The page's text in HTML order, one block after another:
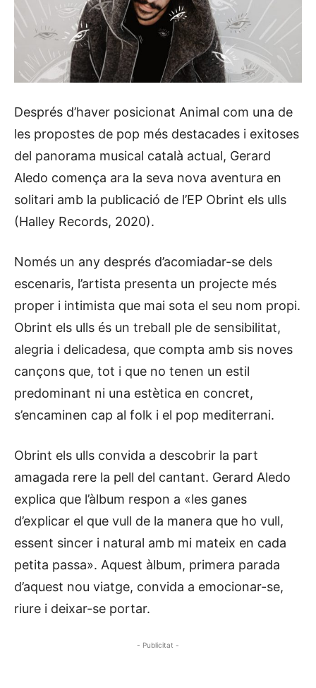
Després d’haver posicionat Animal com una de
les propostes de pop més destacades i exitoses
del panorama musical català actual, Gerard
Aledo comença ara la seva nova aventura en
solitari amb la publicació de l’EP Obrint els ulls
(Halley Records, 2020).
Només un any després d’acomiadar-se dels
escenaris, l’artista presenta un projecte més
proper i intimista que mai sota el seu nom propi.
Obrint els ulls és un treball ple de sensibilitat,
alegria i delicadesa, que compta amb sis noves
cançons que, tot i que no tenen un estil
predominant ni una estètica en concret,
s’encaminen cap al folk i el pop mediterrani.
Obrint els ulls convida a descobrir la part
amagada rere la pell del cantant. Gerard Aledo
explica que l’àlbum respon a «les ganes
d’explicar el que vull de la manera que ho vull,
essent sincer i natural amb mi mateix en cada
petita passa». Aquest àlbum, primera parada
d’aquest nou viatge, convida a emocionar-se,
riure i deixar-se portar.
- Publicitat -